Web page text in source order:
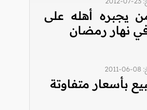
يجبره أهله على
في نهار رمضان
بأسعار متفاوتة